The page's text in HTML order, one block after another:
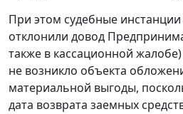
При этом судебные
отклонили довод
также в кассационной
не возникло объекта
материальной выгоды,
дата возврата заемных